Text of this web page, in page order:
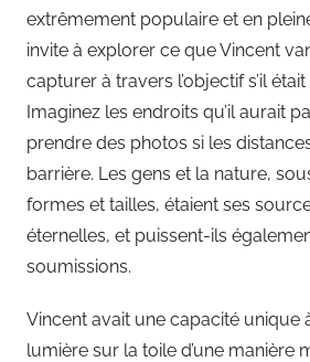
extrêmement populaire et en
invite à explorer ce que Vincent
capturer à travers l’objectif s’il
Imaginez les endroits qu’il aurait
prendre des photos si les
barrière. Les gens et la nature,
formes et tailles, étaient ses
éternelles, et puissent-ils
soumissions.
Vincent avait une capacité unique
lumière sur la toile d’une manière